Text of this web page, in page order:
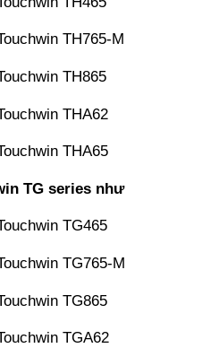
TH765-M
TH865
THA62
THA65
TG series như
TG465
TG765-M
TG865
TGA62